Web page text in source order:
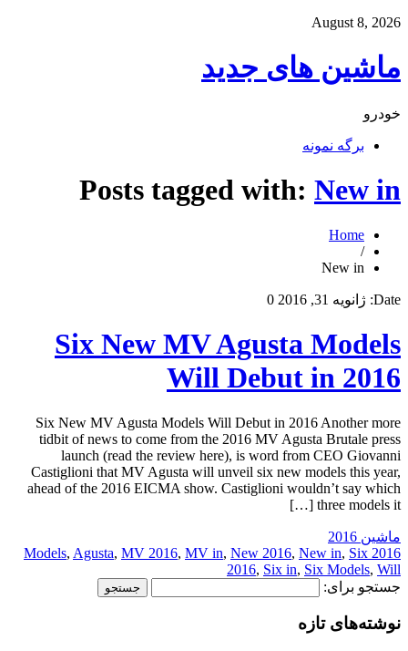
August 8, 2026
ماشین های جدید
خودرو
برگه نمونه
Posts tagged with: New in
Home
/
New in
Date: ژانویه 31, 2016 0
Six New MV Agusta Models
Will Debut in 2016
Six New MV Agusta Models Will Debut in 2016 Another more
tidbit of news to come from the 2016 MV Agusta Brutale press
launch (read the review here), is word from CEO Giovanni
Castiglioni that MV Agusta will unveil six new models this year,
ahead of the 2016 EICMA show. Castiglioni wouldn’t say which
three models it […]
ماشین 2016
2016 Models
, Agusta, MV 2016, MV in, New 2016, New in, Six
2016, Six in, Six Models, Will
جستجو برای:
نوشته‌های تازه